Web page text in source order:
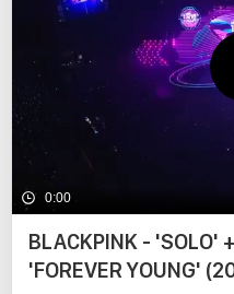
0:00
BLACKPINK - 'SOLO'
'FOREVER YOUNG'